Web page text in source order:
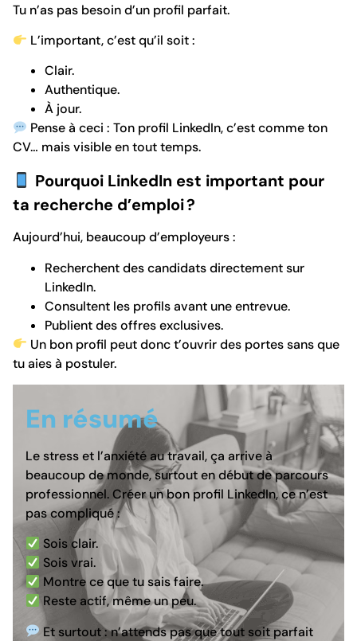
Tu n’as pas besoin d’un profil parfait.
L’important, c’est qu’il soit :
Clair.
Authentique.
À jour.
Pense à ceci : Ton profil LinkedIn, c’est comme ton
CV… mais visible en tout temps.
Pourquoi LinkedIn est important pour
ta recherche d’emploi?
Aujourd’hui, beaucoup d’employeurs :
Recherchent des candidats directement sur
LinkedIn.
Consultent les profils avant une entrevue.
Publient des offres exclusives.
Un bon profil peut donc t’ouvrir des portes sans que
tu aies à postuler.
En résumé
Le stress et l’anxiété au travail, ça arrive à
beaucoup de monde, surtout en début de parcours
professionnel. Créer un bon profil LinkedIn, ce n’est
pas compliqué :
Sois clair.
Sois vrai.
Montre ce que tu sais faire.
Reste actif, même un peu.
Et surtout : n’attends pas que tout soit parfait